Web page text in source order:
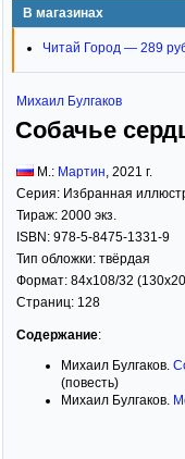
В магазинах
Читай Город — 289
Михаил Булгаков
Собачье
М.: Мартин 2021 г.
Серия: Избранная
Тираж: 2000 экз.
ISBN: 978-5-8475-1331-9
Тип обложки: твёрдая
Формат: 84x108/32
Страниц: 128
Содержание:
Михаил Булгаков.
(повесть)
Михаил Булгаков.